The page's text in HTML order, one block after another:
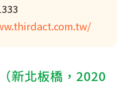
新北板橋，2020